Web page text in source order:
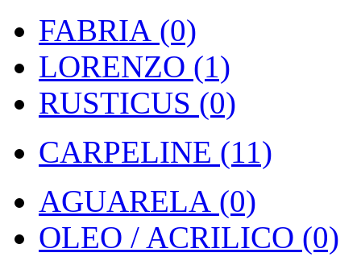
FABRIA (0)
LORENZO (1)
RUSTICUS (0)
CARPELINE (11)
AGUARELA (0)
OLEO / ACRILICO (0)